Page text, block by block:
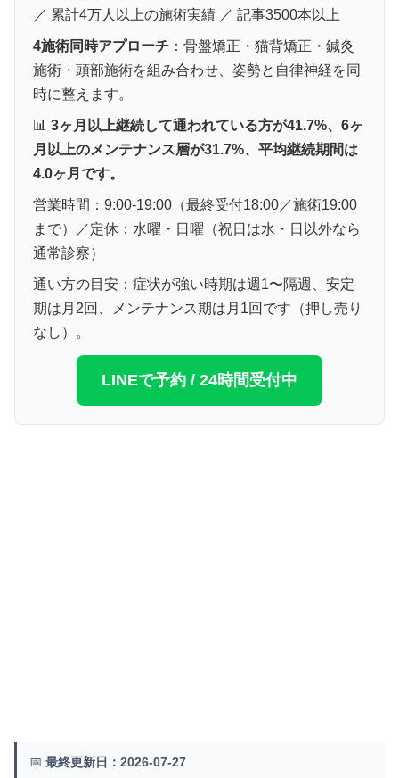
／ 累計4万人以上の施術実績 ／ 記事3500本以上
4施術同時アプローチ ：骨盤矯正・猫背矯正・鍼灸
施術・頭部施術を組み合わせ、姿勢と自律神経を同
時に整えます。
📊 3ヶ月以上継続して通われている方が41.7%、6ヶ
月以上のメンテナンス層が31.7%、平均継続期間は
4.0ヶ月です。
営業時間：9:00-19:00（最終受付18:00／施術19:00
まで）／定休：水曜・日曜（祝日は水・日以外なら
通常診察）
通い方の目安：症状が強い時期は週1〜隔週、安定
期は月2回、メンテナンス期は月1回です（押し売り
なし）。
LINEで予約 / 24時間受付中
📅 最終更新日：2026-07-27